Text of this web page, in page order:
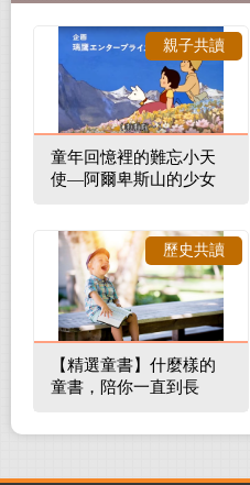
童年回憶裡的難忘小天
使—阿爾卑斯山的少女
親子共讀
【精選童書】什麼樣的
童書，陪你一直到長
歷史共讀